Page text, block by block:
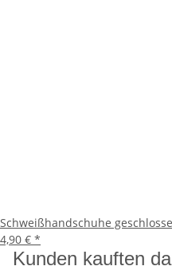
Schweißhandschuhe
4,90 € *
Kunden kauften